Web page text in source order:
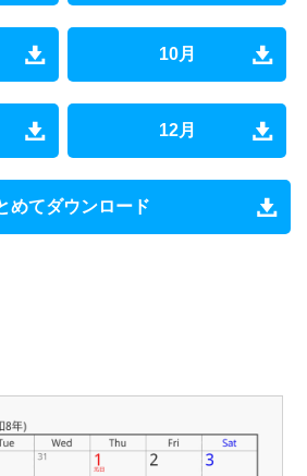
10月
12月
めてダウンロード